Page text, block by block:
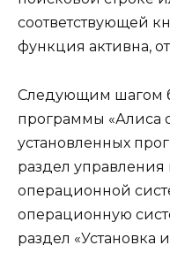
соответствующей
функция активна,
Следующим шагом
программы «Алиса
установленных
раздел
операционной
операционную
раздел «Установка